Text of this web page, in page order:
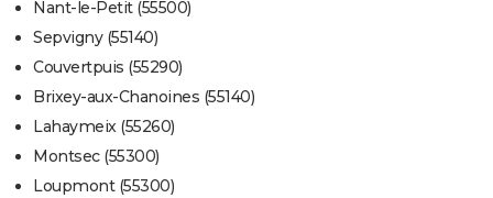
Nant-le-Petit (55500)
Sepvigny (55140)
Couvertpuis (55290)
Brixey-aux-Chanoines (55140)
Lahaymeix (55260)
Montsec (55300)
Loupmont (55300)